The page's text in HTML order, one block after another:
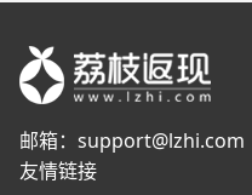
邮箱： support@lzhi.com
友情链接